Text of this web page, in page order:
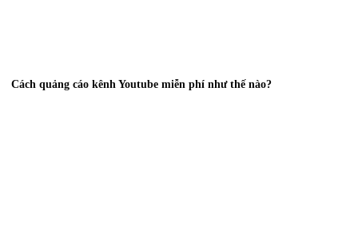
Cách quảng cáo kênh Youtube miễn phí như thế nào?